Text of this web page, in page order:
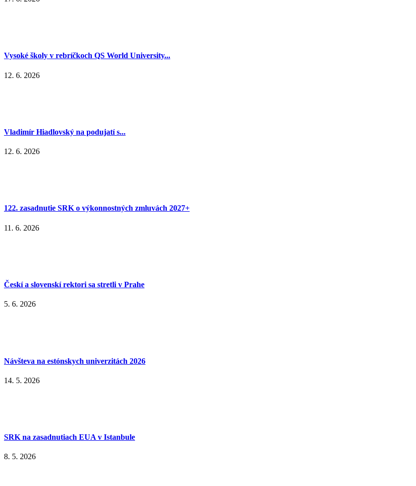
Vysoké školy v rebríčkoch QS World University...
12. 6. 2026
Vladimír Hiadlovský na podujatí s...
12. 6. 2026
122. zasadnutie SRK o výkonnostných zmluvách 2027+
11. 6. 2026
Českí a slovenskí rektori sa stretli v Prahe
5. 6. 2026
Návšteva na estónskych univerzitách 2026
14. 5. 2026
SRK na zasadnutiach EUA v Istanbule
8. 5. 2026